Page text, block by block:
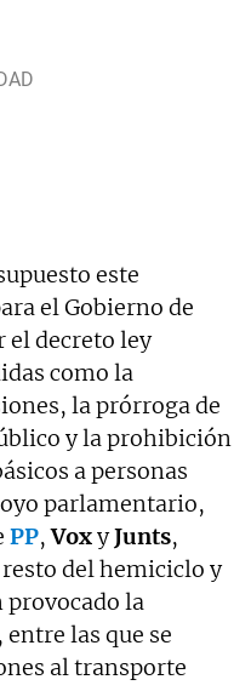
este
el Gobierno de
el decreto ley
como la
la prórroga de
y la prohibición
a personas
parlamentario,
PP,VoxyJunts,
resto del hemiciclo y
provocado la
las que se
al transporte